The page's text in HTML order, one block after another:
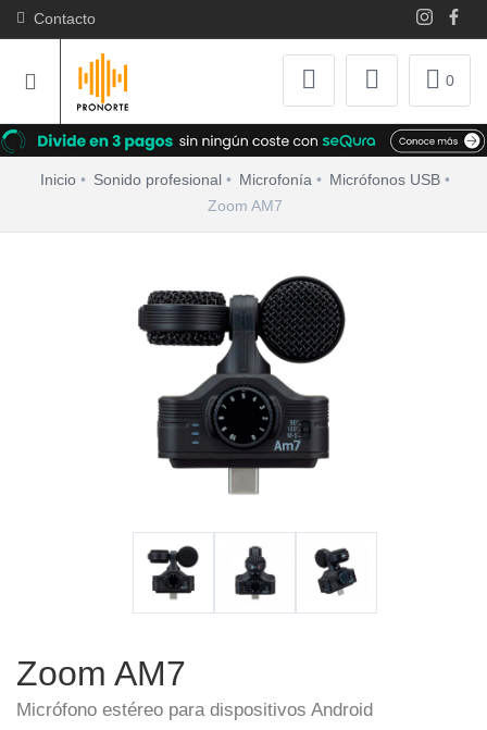
Contacto
0
Inicio Sonido profesional Microfonía
Micrófonos USB
Zoom AM7
Zoom AM7
Micrófono estéreo para dispositivos Android